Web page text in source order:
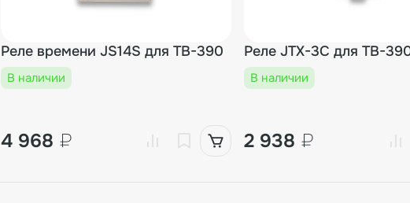
Реле времени JS14S для TB-390
В наличии
4 968 ₽
Реле JTX-3C для TB-
В наличии
2 938 ₽